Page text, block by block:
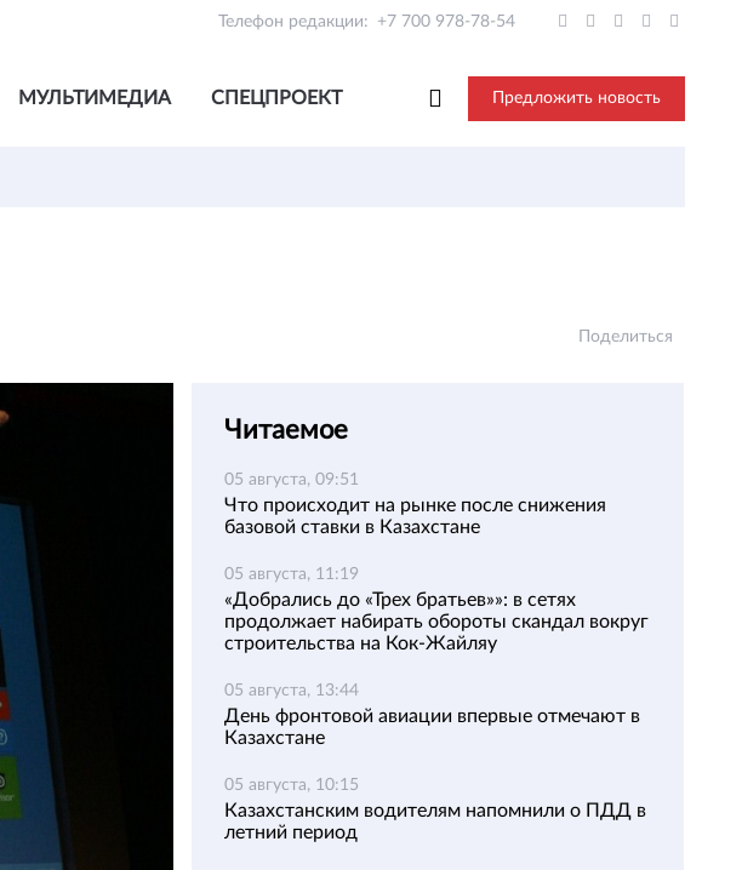
Телефон редакции: +7 700 978-78-54
МУЛЬТИМЕДИА СПЕЦПРОЕКТ Предложить новость
Поделиться
Читаемое
05 августа, 09:51
Что происходит на рынке после снижения
базовой ставки в Казахстане
05 августа, 11:19
«Добрались до «Трех братьев»»: в сетях
продолжает набирать обороты скандал вокруг
строительства на Кок-Жайляу
05 августа, 13:44
День фронтовой авиации впервые отмечают в
Казахстане
05 августа, 10:15
Казахстанским водителям напомнили о ПДД в
летний период